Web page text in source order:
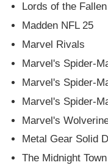
Lords of the Fallen
Madden NFL 25
Marvel Rivals
Marvel's Spider-
Marvel's Spider-
Marvel's Spider-
Marvel's
Metal Gear Solid
The Midnight